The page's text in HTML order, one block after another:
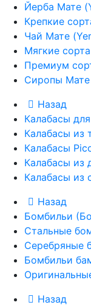
Йерба Мате
Крепкие
Чай Мате
Мягкие
Премиум
Сиропы Мате
Назад
Калабасы
Калабасы из
Калабасы
Калабасы из
Калабасы из
Назад
Бомбильи
Стальные
Серебряные
Бомбильи
Назад